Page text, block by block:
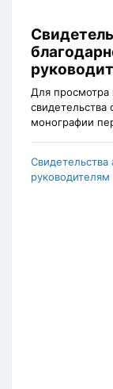
Для просмотра
свидетельства
монографии
Свидетельства
руководителям